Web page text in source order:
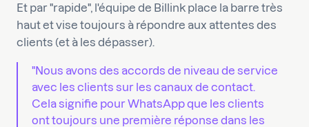
Et par "rapide", l'équipe de Billink place la barre très
haut et vise toujours à répondre aux attentes des
clients (et à les dépasser).
"Nous avons des accords de niveau de service
avec les clients sur les canaux de contact.
Cela signifie pour WhatsApp que les clients
ont toujours une première réponse dans les